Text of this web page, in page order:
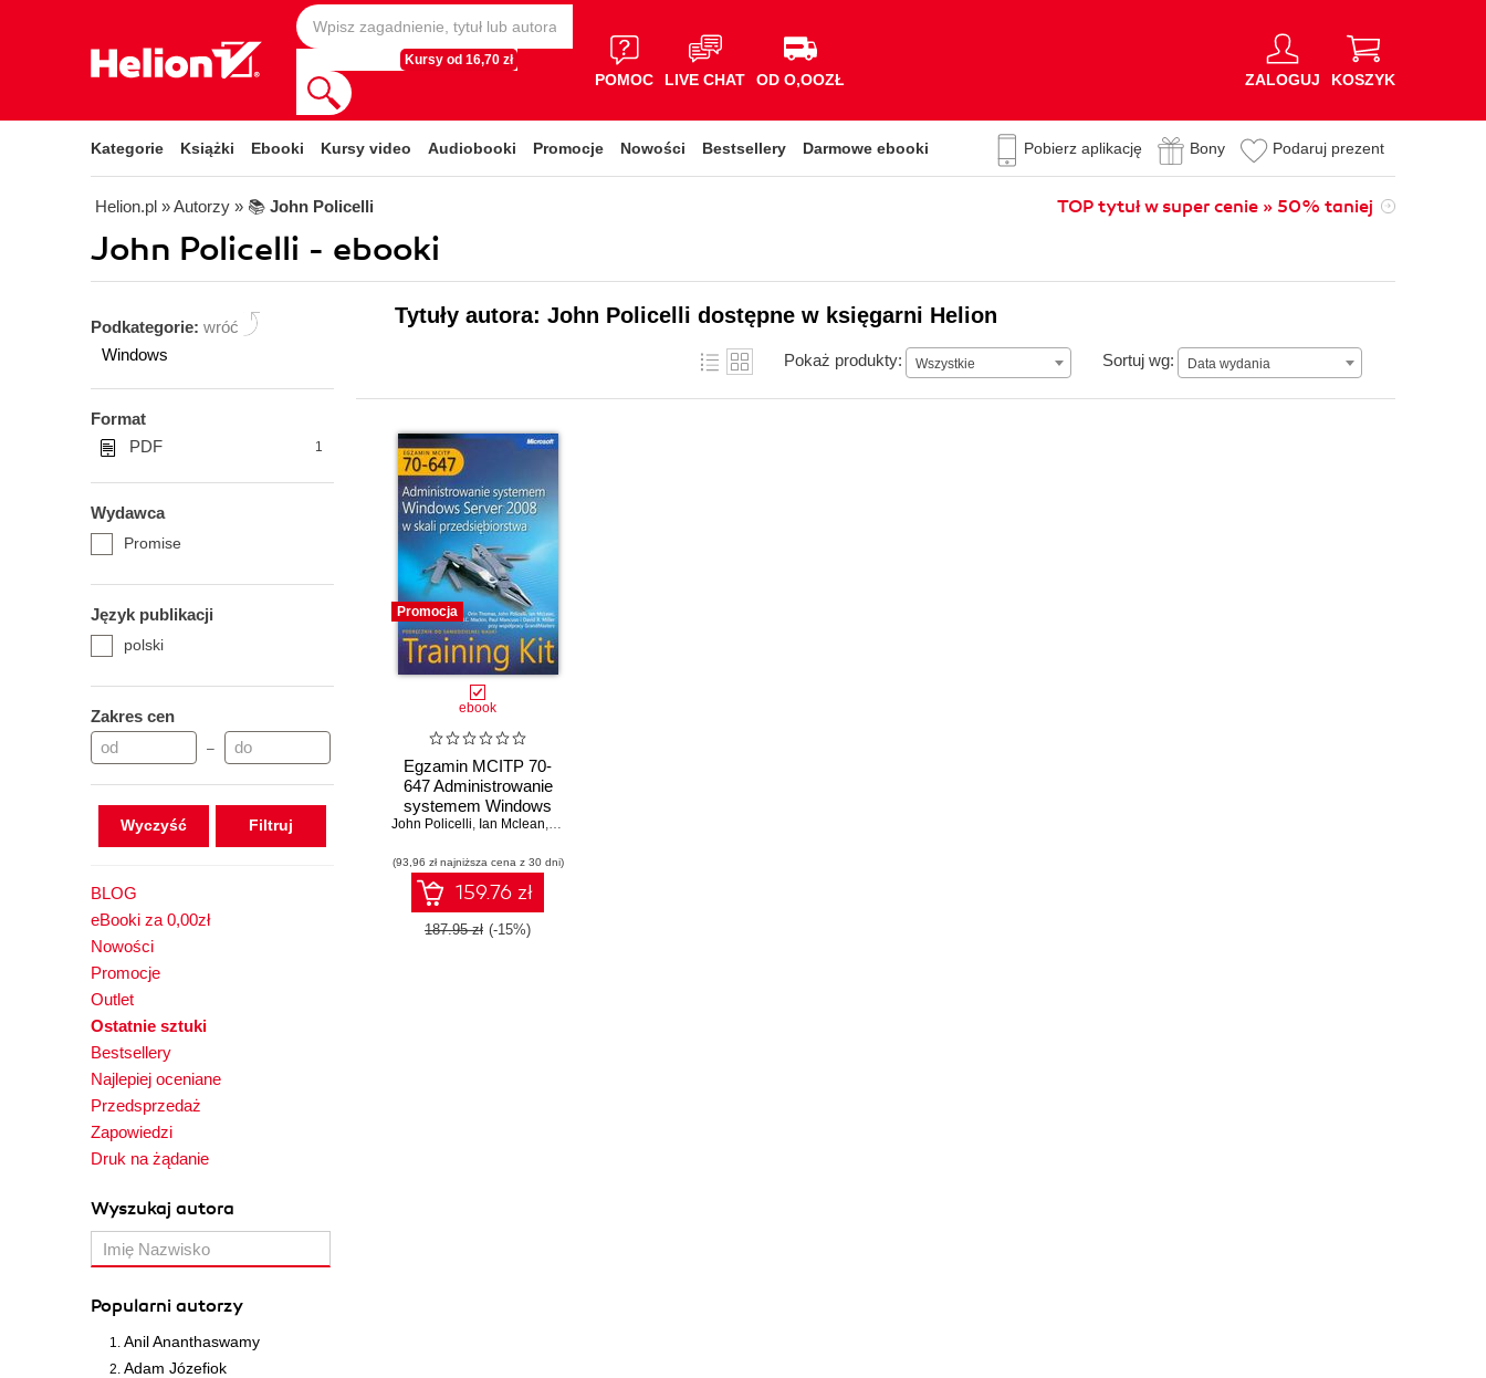
Kursy od 16,70 zł
POMOC LIVE CHAT OD O,OOZŁ ZALOGUJ KOSZYK
Kategorie Książki Ebooki Kursy video Audiobooki Promocje Nowości Bestsellery Darmowe ebooki Pobierz aplikację Bony Podaruj prezent
Helion.pl » Autorzy » 📚 John Policelli TOP tytuł w super cenie » 50% taniej
John Policelli - ebooki
Podkategorie: wróć
Windows
Format
PDF
1
Wydawca
Promise
Język publikacji
polski
Zakres cen
–
Wyczyść
BLOG
eBooki za 0,00zł
Nowości
Promocje
Outlet
Ostatnie sztuki
Bestsellery
Najlepiej oceniane
Przedsprzedaż
Zapowiedzi
Druk na żądanie
Wyszukaj autora
Popularni autorzy
Anil Ananthaswamy
Adam Józefiok
Tytuły autora: John Policelli dostępne w księgarni Helion
Pokaż produkty: Wszystkie Sortuj wg: Data wydania
Data wydania
Promocja
ebook
Egzamin MCITP 70-
647 Administrowanie
systemem Windows
Server 2008 w skali
John Policelli, Ian Mclean, Orin Thomas
(93,96 zł najniższa cena z 30 dni)
159.76 zł
187.95 zł (-15%)